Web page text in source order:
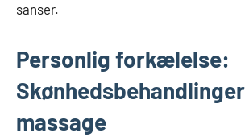
sanser.
Personlig forkælelse:
massage